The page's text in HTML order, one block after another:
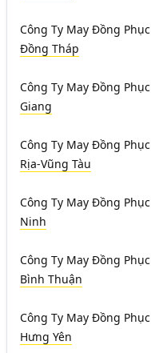
Công Ty May Đồng Phục
Đồng Tháp
Công Ty May Đồng Phục
Giang
Công Ty May Đồng Phục
Rịa-Vũng Tàu
Công Ty May Đồng Phục
Ninh
Công Ty May Đồng Phục
Bình Thuận
Công Ty May Đồng Phục
Hưng Yên